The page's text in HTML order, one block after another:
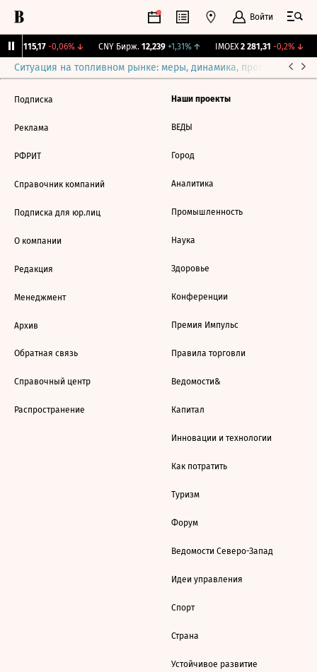
Войти
115,17 -0,06%↓ CNY Бирж. 12,239 +1,31%↑ IMOEX 2 281,31 -0,2%↓
Ситуация на топливном рынке: меры, динамика, прогнозы
Подписка
Реклама
РФРИТ
Справочник компаний
Подписка для юр.лиц
О компании
Редакция
Менеджмент
Архив
Обратная связь
Справочный центр
Распространение
Наши проекты
ВЕДЫ
Город
Аналитика
Промышленность
Наука
Здоровье
Конференции
Премия Импульс
Правила торговли
Ведомости&
Капитал
Инновации и технологии
Как потратить
Туризм
Форум
Ведомости Северо-Запад
Идеи управления
Спорт
Страна
Устойчивое развитие